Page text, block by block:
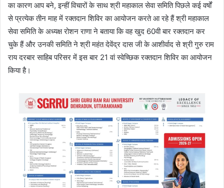
का कारण आप बने, इन्हीं विचारों के साथ श्री महाकाल सेवा समिति पिछले कई वर्षों
से प्रत्येक तीन माह में रक्तदान शिविर का आयोजन करते आ रहे हैं श्री महाकाल
सेवा समिति के अध्यक्ष रोशन राणा ने बताया कि वह खुद 60वी बार रक्तदान कर
चुके हैं और उनकी समिति ने श्री महंत देवेंद्र दास जी के आशीर्वाद से श्री गुरु राम
राय दरबार साहिब परिसर में इस बार 21 वां स्वेच्छिक रक्तदान शिविर का आयोजन
किया है।